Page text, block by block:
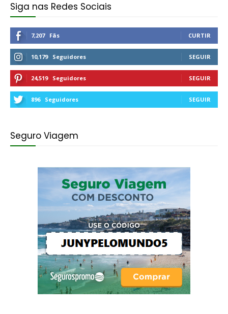
Siga nas Redes Sociais
7,207 Fãs CURTIR
10,179 Seguidores SEGUIR
24,519 Seguidores SEGUIR
896 Seguidores SEGUIR
Seguro Viagem